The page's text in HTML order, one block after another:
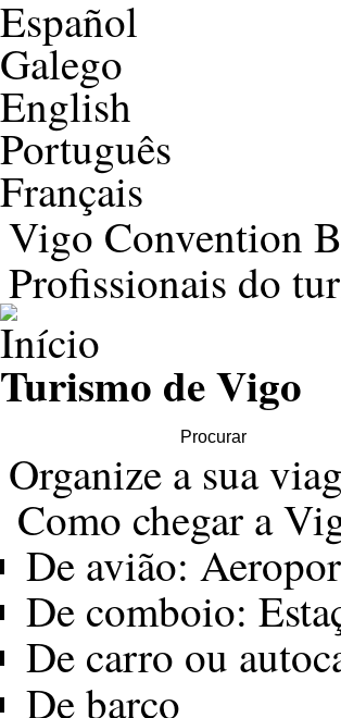
Español
Galego
English
Português
Français
Vigo Convention
Profissionais do
Turismo de Vigo
Organize a sua
Como chegar a
De avião:
De comboio:
De carro ou
De barco